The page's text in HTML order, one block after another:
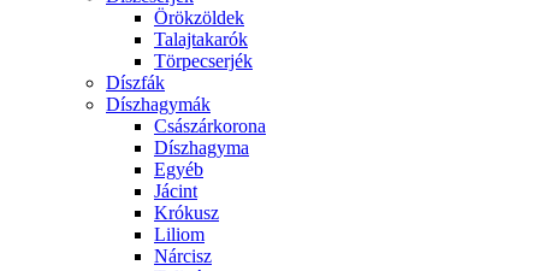
Örökzöldek
Talajtakarók
Törpecserjék
Díszfák
Díszhagymák
Császárkorona
Díszhagyma
Egyéb
Jácint
Krókusz
Liliom
Nárcisz